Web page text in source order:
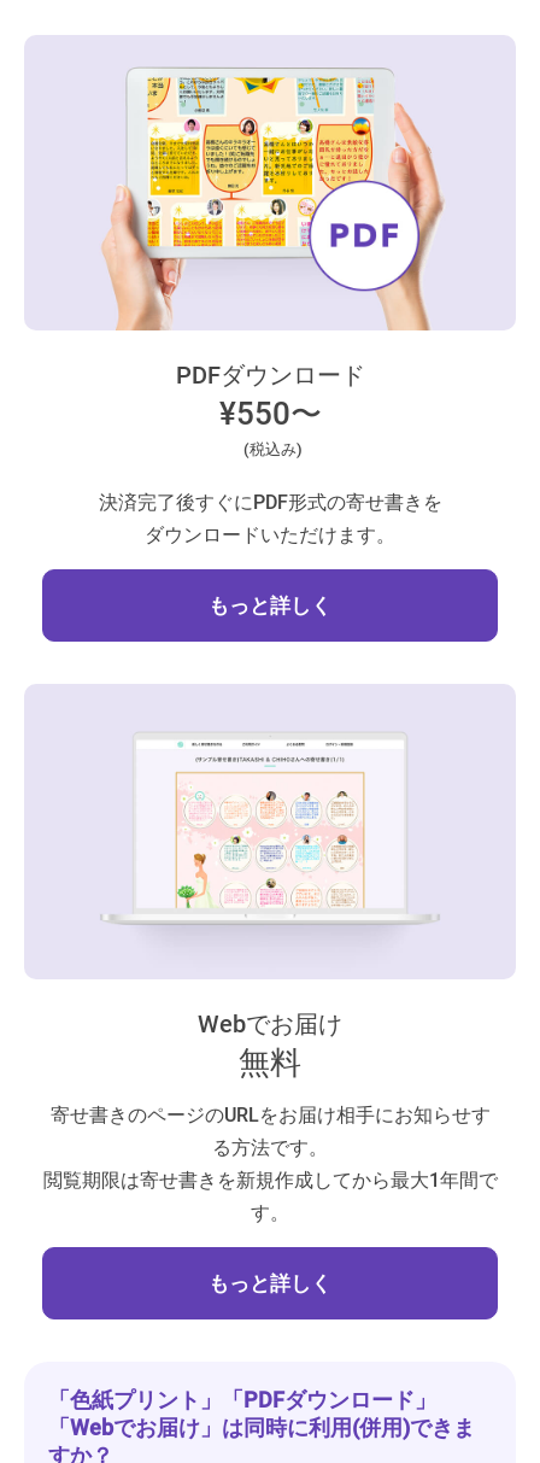
PDFダウンロード
¥550〜
(税込み)
決済完了後すぐにPDF形式の寄せ書きを
ダウンロードいただけます。
もっと詳しく
Webでお届け
無料
寄せ書きのページのURLをお届け相手にお知らせす
る方法です。
閲覧期限は寄せ書きを新規作成してから最大1年間で
す。
もっと詳しく
「色紙プリント」「PDFダウンロード」
「Webでお届け」は同時に利用(併用)できま
すか？